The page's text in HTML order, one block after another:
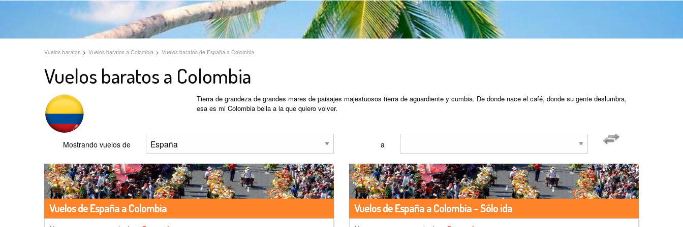
Vuelos baratos > Vuelos baratos a Colombia > Vuelos baratos de España a Colombia
Vuelos baratos a Colombia
Tierra de grandeza de grandes mares de paisajes majestuosos tierra de aguardiente y cumbia. De donde nace el café, donde su gente deslumbra,
esa es mi Colombia bella a la que quiero volver.
Mostrando vuelos de a
Vuelos de España a Colombia Vuelos de España a Colombia - Sólo ida